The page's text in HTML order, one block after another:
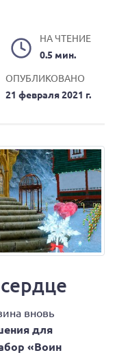
НА ЧТЕНИЕ
0.5 мин.
ОПУБЛИКОВАНО
21 февраля 2021 г.
вновь
для
«Воин